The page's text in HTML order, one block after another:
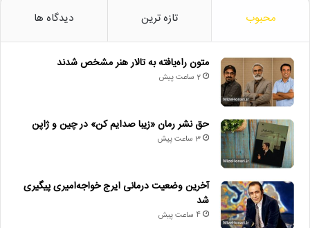
محبوب تازه ترین دیدگاه ها
متون راه‌یافته به تالار هنر مشخص شدند
2 ساعت پیش
حق نشر رمان «زیبا صدایم کن» در چین و ژاپن
3 ساعت پیش
آخرین وضعیت درمانی ایرج خواجه‌امیری پیگیری
شد
4 ساعت پیش